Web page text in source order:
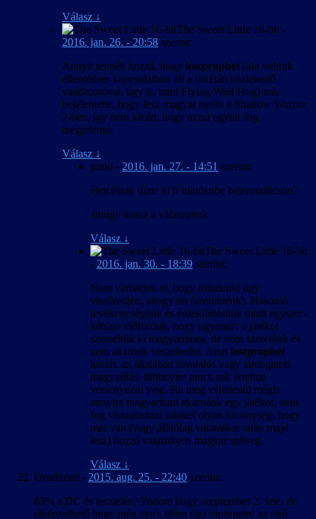
Válasz ↓
The Sweet Little 16-bit -
2016. jan. 26. - 20:58 szerint:
Annyit tennék hozzá, hogy lostprophet (aki velünk
ellentétben kapcsolatban áll a rakétán közlekedő
vaddisznóval, úgy is, mint Flying Wild Hog) már
bejelentette, hogy lesz magyar nyelv a Shadow Warrior
2-ben, így nem kizárt, hogy azzal együtt fog
megjelenni.
Válasz ↓
pinki - 2016. jan. 27. - 14:51 szerint:
életcélnak tűzte ki h mindenbe belerondítcson?
amúgy kössz a válaszaitok
Válasz ↓
The Sweet Little 16-bit
- 2016. jan. 30. - 18:39 szerint:
Nem várhatjuk el, hogy mindenki úgy
viselkedjen, ahogy mi (szeretnénk). Hasonló
tevékenységünk és érdeklődésünk miatt egyszer-
kétszer előfordult, hogy ugyanazt a játékot
szemeltük ki magyarításra, de nem szeretünk és
nem akarunk veszekedni. Amit lostprophet
készít, az általában hivatalos vagy támogatott
magyarítás, többnyire nincs sok értelme
versenyezni vele. Ha meg véletlenül mégis
annyira magyarítani akarnánk egy játékot, nem
fog visszatartani minket olyan kicsinység, hogy
már van (vagy állítólag valamikor talán majd
lesz) hozzá valamilyen magyar szöveg.
Válasz ↓
Deadhead - 2015. aug. 25. - 22:40 szerint:
83% a DC és tesztelés? Tudom hogy szeptember 2. fele, de
elképzelhető hogy még sincs időm újra kipörgetni az első